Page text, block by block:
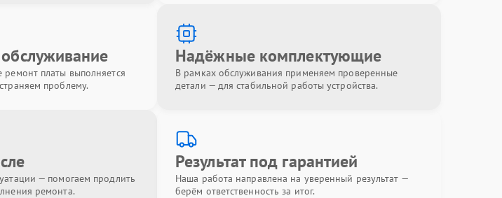
платы выполняется
проблему.
Надёжные комплектующие
В рамках обслуживания применяем проверенные
детали — для стабильной работы устройства.
— помогаем продлить
ремонта.
Результат под гарантией
Наша работа направлена на уверенный результат —
берём ответственность за итог.